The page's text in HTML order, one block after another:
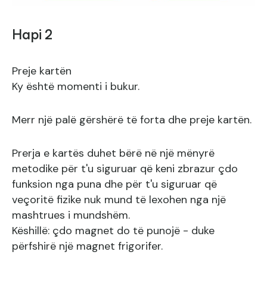
Hapi 2
Preje kartën
Ky është momenti i bukur.
Merr një palë gërshërë të forta dhe preje kartën.
Prerja e kartës duhet bërë në një mënyrë
metodike për t'u siguruar që keni zbrazur çdo
funksion nga puna dhe për t'u siguruar që
veçoritë fizike nuk mund të lexohen nga një
mashtrues i mundshëm.
Këshillë: çdo magnet do të punojë - duke
përfshirë një magnet frigorifer.